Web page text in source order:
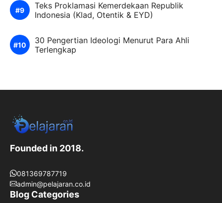
Teks Proklamasi Kemerdekaan Republik
Indonesia (Klad, Otentik & EYD)
30 Pengertian Ideologi Menurut Para Ahli
Terlengkap
Founded in 2018.
081369787719
admin@pelajaran.co.id
Blog Categories